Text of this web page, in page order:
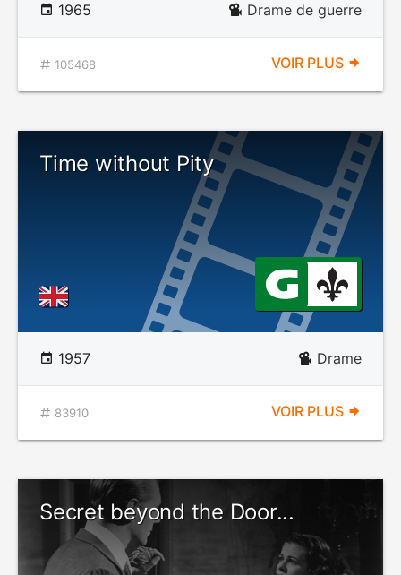
1965 Drame de guerre
105468 VOIR PLUS
Time without Pity
1957 Drame
83910 VOIR PLUS
Secret beyond the Door...